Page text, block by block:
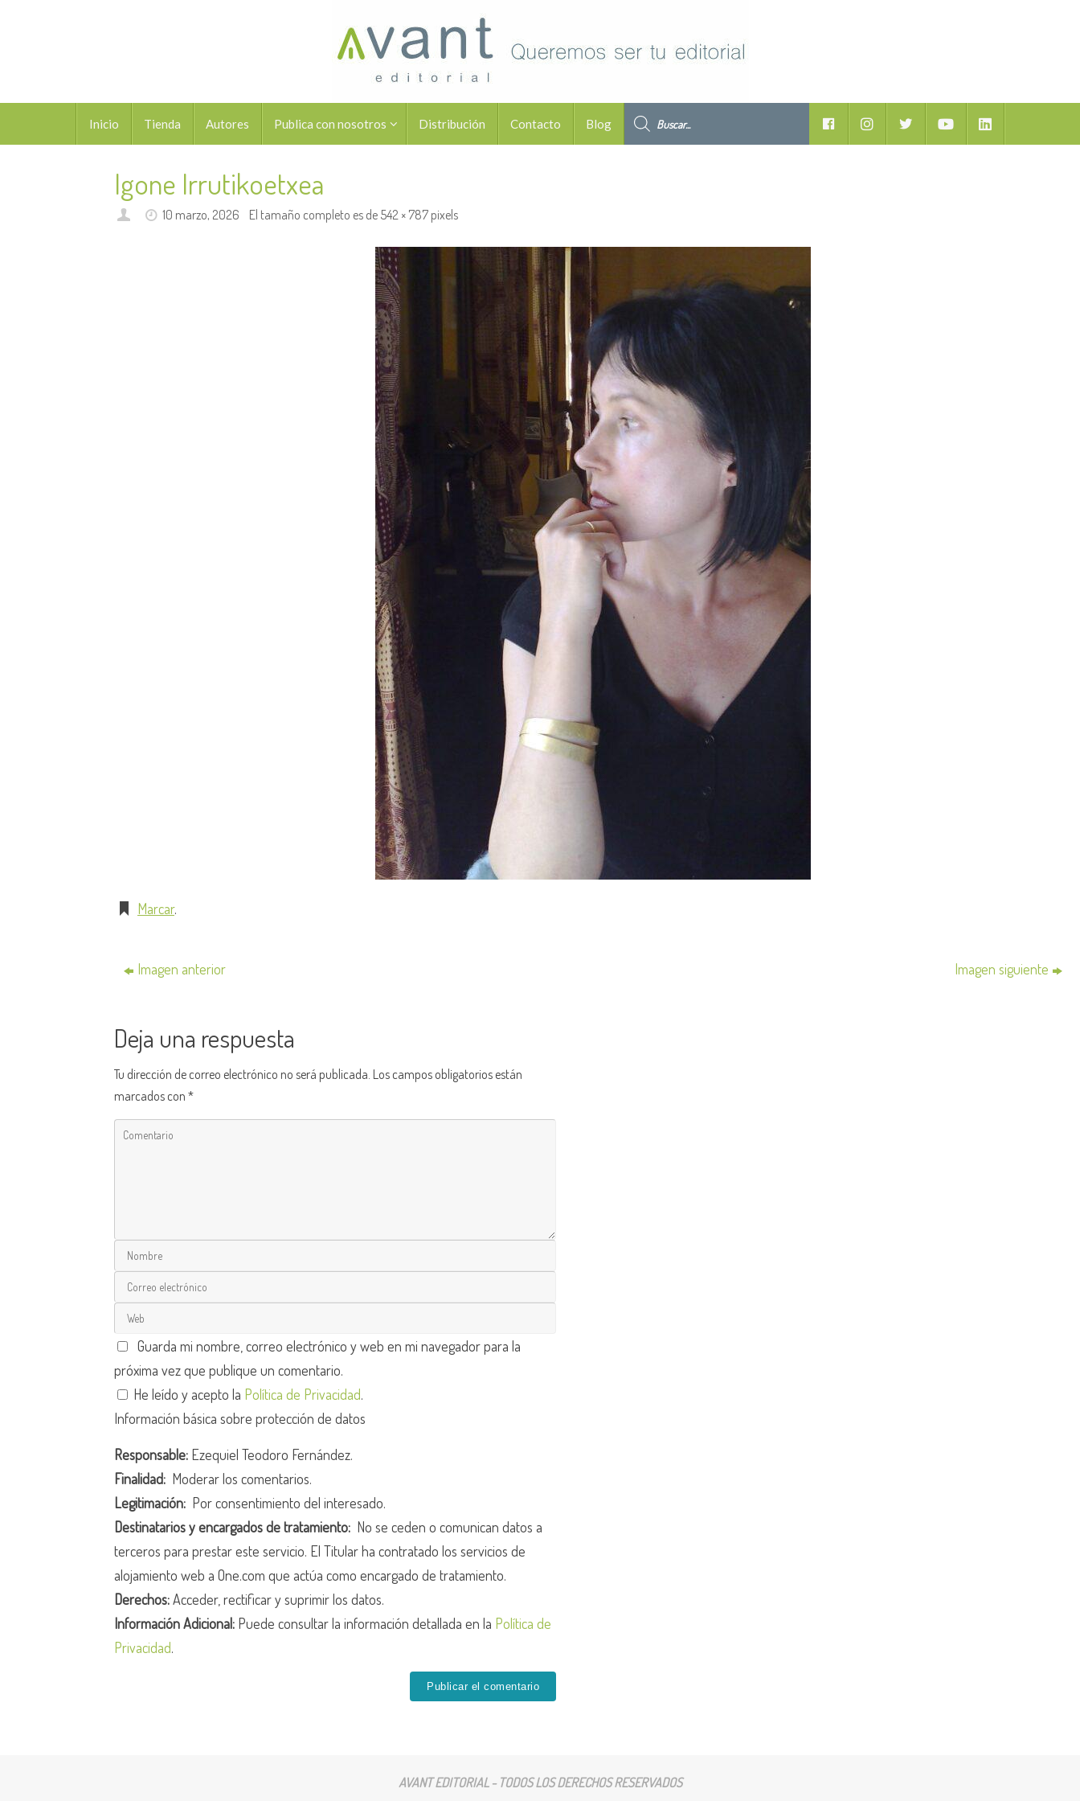
contenido
Inicio Tienda Autores Publica con nosotros Distribución Contacto Blog
Facebook YoutubeLinkedIn
Igone Irrutikoetxea
10 marzo, 2026 El tamaño completo es de542 × 787pixels
Marcar.
Imagen anterior Imagen siguiente
Deja una respuesta
Tu dirección de correo electrónico no será publicada. Los campos obligatorios están
marcados con*
Guarda mi nombre, correo electrónico y web en mi navegador para la
próxima vez que publique un comentario.
He leído y acepto la Política de Privacidad.
Información básica sobre protección de datos
Responsable: Ezequiel Teodoro Fernández.
Finalidad: Moderar los comentarios.
Legitimación: Por consentimiento del interesado.
Destinatarios y encargados de tratamiento: No se ceden o comunican datos a
terceros para prestar este servicio. El Titular ha contratado los servicios de
alojamiento web a One.com que actúa como encargado de tratamiento.
Derechos:Acceder, rectificar y suprimir los datos.
Información Adicional: Puede consultar la información detallada en la Política de
Privacidad.
AVANT EDITORIAL - TODOS LOS DERECHOS RESERVADOS